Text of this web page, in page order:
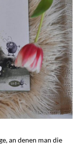
an denen man die